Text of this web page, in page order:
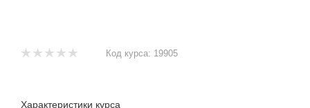
Код курса: 19905
Характеристики курса